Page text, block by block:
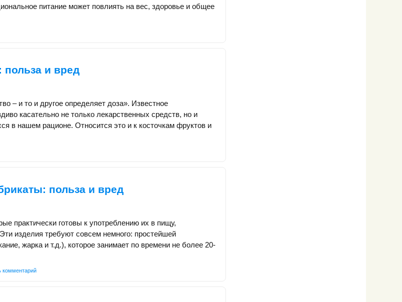
питание может повлиять на вес, здоровье и общее
польза и вред
– и то и другое определяет доза». Известное
касательно не только лекарственных средств, но и
в нашем рационе. Относится это и к косточкам фруктов и
польза и вред
практически готовы к употреблению их в пищу,
изделия требуют совсем немного: простейшей
жарка и т.д.), которое занимает по времени не более 20-
комментарий